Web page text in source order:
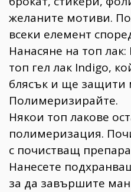
желаните мотиви.
всеки елемент
Нанасяне на топ
топ гел лак Indigo,
блясък и ще защити
Полимеризирайте.
Някои топ лакове
полимеризация.
с почистващ
Нанесете
за да завършите